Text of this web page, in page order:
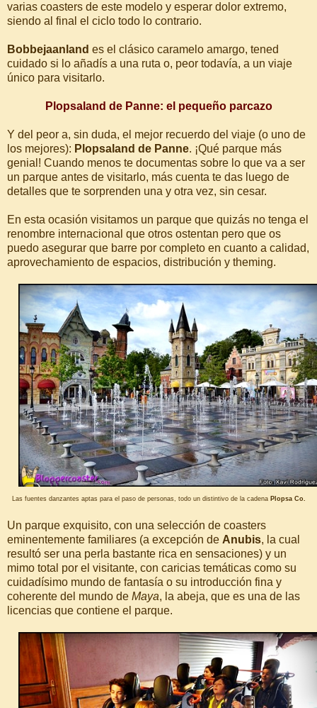
varias coasters de este modelo y esperar dolor extremo,
siendo al final el ciclo todo lo contrario.
Bobbejaanland es el clásico caramelo amargo, tened
cuidado si lo añadís a una ruta o, peor todavía, a un viaje
único para visitarlo.
Plopsaland de Panne: el pequeño parcazo
Y del peor a, sin duda, el mejor recuerdo del viaje (o uno de
los mejores): Plopsaland de Panne. ¡Qué parque más
genial! Cuando menos te documentas sobre lo que va a ser
un parque antes de visitarlo, más cuenta te das luego de
detalles que te sorprenden una y otra vez, sin cesar.
En esta ocasión visitamos un parque que quizás no tenga el
renombre internacional que otros ostentan pero que os
puedo asegurar que barre por completo en cuanto a calidad,
aprovechamiento de espacios, distribución y theming.
Las fuentes danzantes aptas para el paso de personas, todo un distintivo de la cadena Plopsa Co.
Un parque exquisito, con una selección de coasters
eminentemente familiares (a excepción de Anubis, la cual
resultó ser una perla bastante rica en sensaciones) y un
mimo total por el visitante, con caricias temáticas como su
cuidadísimo mundo de fantasía o su introducción fina y
coherente del mundo de Maya, la abeja, que es una de las
licencias que contiene el parque.